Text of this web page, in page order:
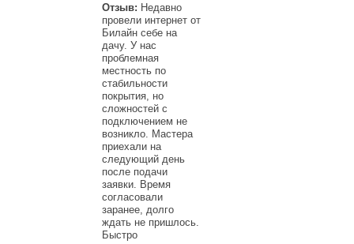
Отзыв: Недавно
провели интернет от
Билайн себе на
дачу. У нас
проблемная
местность по
стабильности
покрытия, но
сложностей с
подключением не
возникло. Мастера
приехали на
следующий день
после подачи
заявки. Время
согласовали
заранее, долго
ждать не пришлось.
Быстро